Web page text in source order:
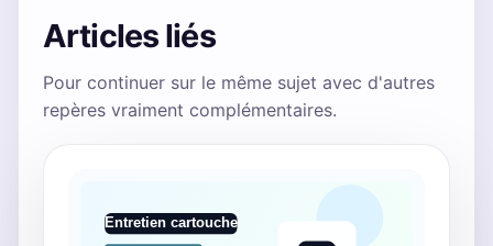
Articles liés
Pour continuer sur le même sujet avec d'autres
repères vraiment complémentaires.